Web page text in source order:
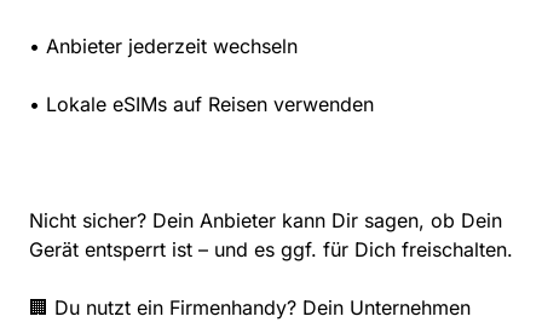
• Anbieter jederzeit wechseln
• Lokale eSIMs auf Reisen verwenden
Nicht sicher? Dein Anbieter kann Dir sagen, ob Dein
Gerät entsperrt ist – und es ggf. für Dich freischalten.
🏢 Du nutzt ein Firmenhandy? Dein Unternehmen